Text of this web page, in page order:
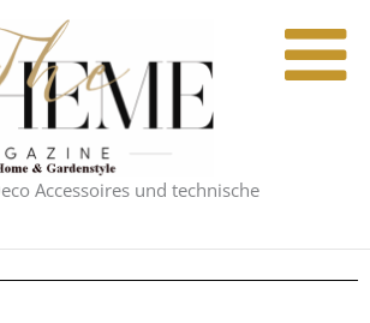
Accessoires und technische